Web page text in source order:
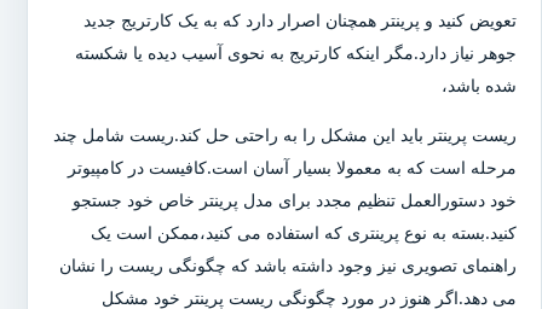
تعویض کنید و پرینتر همچنان اصرار دارد که به یک کارتریج جدید
جوهر نیاز دارد.مگر اینکه کارتریج به نحوی آسیب دیده یا شکسته
شده باشد،
ریست پرینتر باید این مشکل را به راحتی حل کند.ریست شامل چند
مرحله است که به معمولا بسیار آسان است.کافیست در کامپیوتر
خود دستورالعمل تنظیم مجدد برای مدل پرینتر خاص خود جستجو
کنید.بسته به نوع پرینتری که استفاده می کنید،ممکن است یک
راهنمای تصویری نیز وجود داشته باشد که چگونگی ریست را نشان
می دهد.اگر هنوز در مورد چگونگی ریست پرینتر خود مشکل